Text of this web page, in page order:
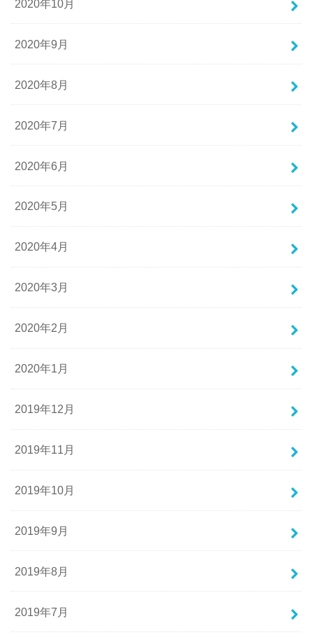
2020年10月
2020年9月
2020年8月
2020年7月
2020年6月
2020年5月
2020年4月
2020年3月
2020年2月
2020年1月
2019年12月
2019年11月
2019年10月
2019年9月
2019年8月
2019年7月